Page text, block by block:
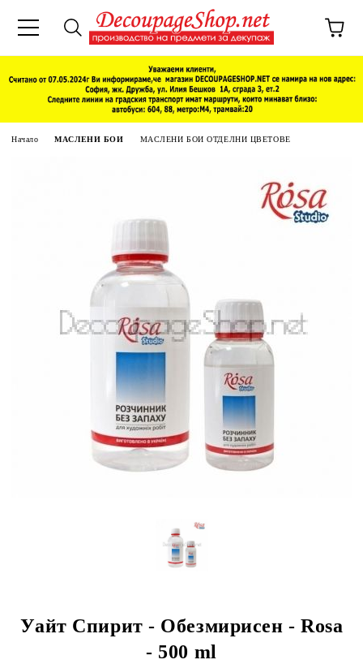
Начало МАСЛЕНИ БОИ МАСЛЕНИ БОИ ОТДЕЛНИ ЦВЕТОВЕ
Уайт Спирит - Обезмирисен - Rosa
- 500 ml